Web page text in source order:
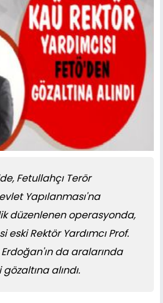
Fetullahçı Terör
Yapılanması'na
düzenlenen operasyonda,
eski Rektör Yardımcı Prof.
da aralarında
alındı.